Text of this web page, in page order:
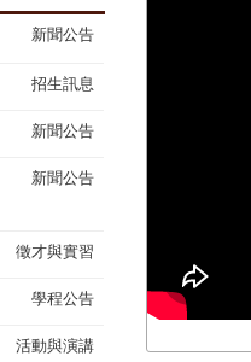
新聞公告
招生訊息
新聞公告
新聞公告
徵才與實習
學程公告
活動與演講